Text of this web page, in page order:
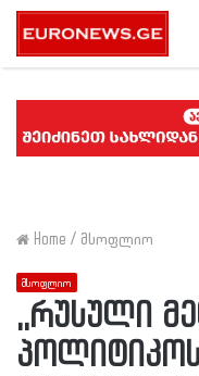
Home / მსოფლიო
მსოფლიო
,,რუსული